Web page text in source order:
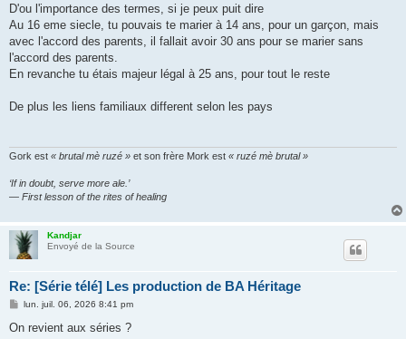
D'ou l'importance des termes, si je peux puit dire
Au 16 eme siecle, tu pouvais te marier à 14 ans, pour un garçon, mais
avec l'accord des parents, il fallait avoir 30 ans pour se marier sans
l'accord des parents.
En revanche tu étais majeur légal à 25 ans, pour tout le reste
De plus les liens familiaux different selon les pays
Gork est « brutal mè ruzé » et son frère Mork est « ruzé mè brutal »
‘If in doubt, serve more ale.’
— First lesson of the rites of healing
Kandjar
Envoyé de la Source
Re: [Série télé] Les production de BA Héritage
M
s
lun. juil. 06, 2026 8:41 pm
On revient aux séries ?